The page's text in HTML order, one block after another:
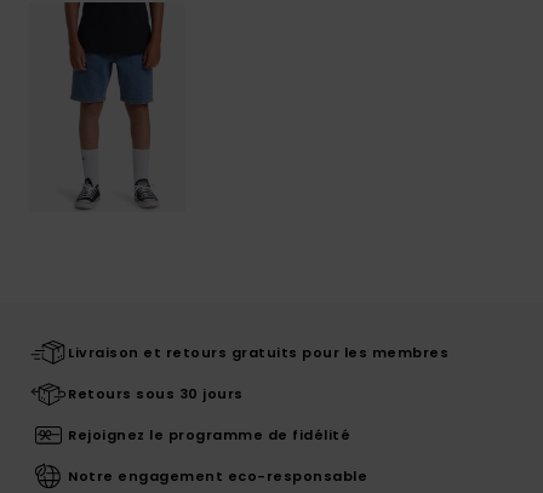
Livraison et retours gratuits pour les membres
Retours sous 30 jours
Rejoignez le programme de fidélité
Notre engagement eco-responsable